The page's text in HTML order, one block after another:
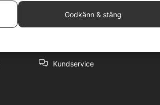
Kundservice
Godkänn & stäng